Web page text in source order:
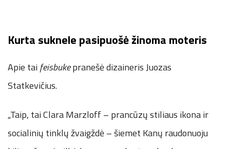
Kurta suknele pasipuošė žinoma moteris
Apie taifeisbukepranešė dizaineris Juozas
Statkevičius.
„Taip, tai Clara Marzloff – prancūzų stiliaus ikona ir
socialinių tinklų žvaigždė – šiemet Kanų raudonuoju